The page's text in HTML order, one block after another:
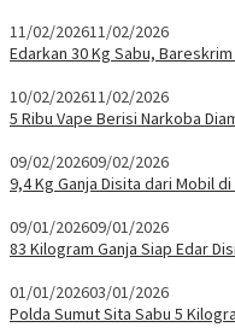
11/02/202611/02/2026
Edarkan 30 Kg Sabu,
10/02/202611/02/2026
5 Ribu Vape Berisi Narkoba
09/02/202609/02/2026
9,4 Kg Ganja Disita dari Mobil
09/01/202609/01/2026
83 Kilogram Ganja Siap Edar
01/01/202603/01/2026
Polda Sumut Sita Sabu 5